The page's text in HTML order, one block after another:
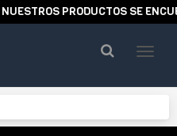
PRODUCTOS SE